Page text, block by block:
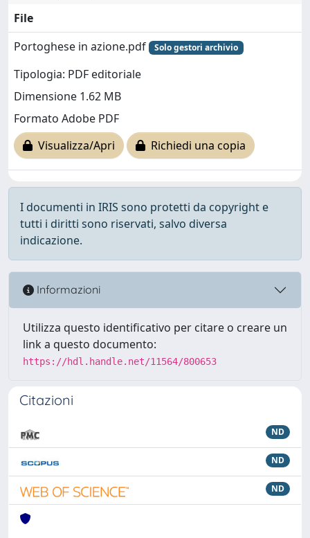
File
Portoghese in azione.pdf
Solo gestori archivio
Tipologia: PDF editoriale
Dimensione 1.62 MB
Formato Adobe PDF
Visualizza/Apri
Richiedi una copia
I documenti in IRIS sono protetti da copyright e
tutti i diritti sono riservati, salvo diversa
indicazione.
Informazioni
Utilizza questo identificativo per citare o creare un
link a questo documento:
https://hdl.handle.net/11564/800653
Citazioni
ND
ND
ND